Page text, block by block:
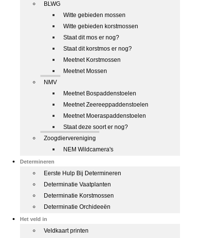
BLWG
Witte gebieden mossen
Witte gebieden korstmossen
Staat dit mos er nog?
Staat dit korstmos er nog?
Meetnet Korstmossen
Meetnet Mossen
NMV
Meetnet Bospaddenstoelen
Meetnet Zeereeppaddenstoelen
Meetnet Moeraspaddenstoelen
Staat deze soort er nog?
Zoogdiervereniging
NEM Wildcamera's
Determineren
Eerste Hulp Bij Determineren
Determinatie Vaatplanten
Determinatie Korstmossen
Determinatie Orchideeën
Het veld in
Veldkaart printen